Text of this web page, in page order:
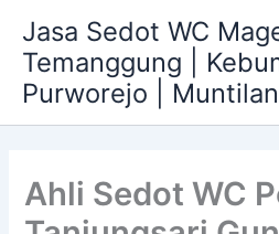
content
Jasa Sedot WC
Temanggung |
Purworejo | Muntilan
Ahli Sedot WC